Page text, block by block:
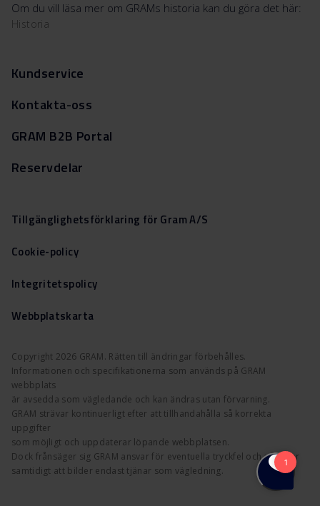
Om du vill läsa mer om GRAMs historia kan du göra det här:
Historia
Kundservice
Kontakta-oss
GRAM B2B Portal
Reservdelar
Copyright 2026 GRAM. Rätten till ändringar förbehålles.
Informationen och specifikationerna som används på GRAM
webbplats
är avsedda som vägledande och kan ändras utan förvarning.
GRAM strävar kontinuerligt efter att tillhandahålla så korrekta
uppgifter
som möjligt och uppdaterar löpande webbplatsen.
Dock frånsäger sig GRAM ansvar för eventuella tryckfel och påpekar
samtidigt att bilder endast tjänar som vägledning.
Tillgänglighetsförklaring för Gram A/S
Cookie-policy
Integritetspolicy
Webbplatskarta